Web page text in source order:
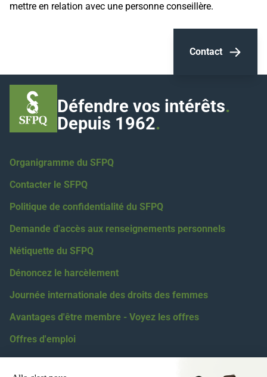
mettre en relation avec une personne conseillère.
Contact
Défendre vos intérêts.
Depuis 1962.
Organigramme du SFPQ
Contacter le SFPQ
Politique de confidentialité du SFPQ
Demande d'accès aux renseignements personnels
Nétiquette du SFPQ
Dénoncez le harcèlement
Journée internationale des droits des femmes
Avantages d'être membre - Voyez les offres
Offres d'emploi